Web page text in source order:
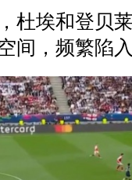
杜埃和登贝
间，频繁陷